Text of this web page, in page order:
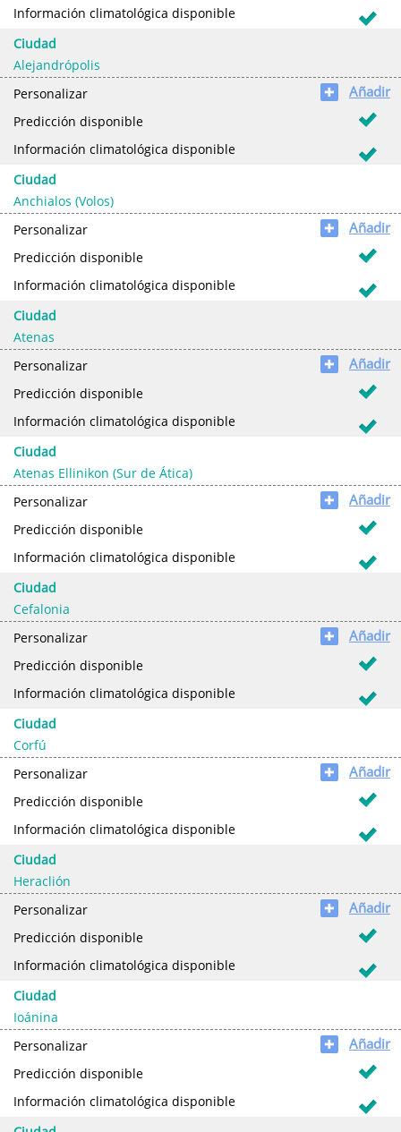
Información climatológica disponible
Ciudad
Alejandrópolis
Personalizar
✚ Añadir
Predicción disponible
Información climatológica disponible
Ciudad
Anchialos (Volos)
Personalizar
✚ Añadir
Predicción disponible
Información climatológica disponible
Ciudad
Atenas
Personalizar
✚ Añadir
Predicción disponible
Información climatológica disponible
Ciudad
Atenas Ellinikon (Sur de Ática)
Personalizar
✚ Añadir
Predicción disponible
Información climatológica disponible
Ciudad
Cefalonia
Personalizar
✚ Añadir
Predicción disponible
Información climatológica disponible
Ciudad
Corfú
Personalizar
✚ Añadir
Predicción disponible
Información climatológica disponible
Ciudad
Heraclión
Personalizar
✚ Añadir
Predicción disponible
Información climatológica disponible
Ciudad
Ioánina
Personalizar
✚ Añadir
Predicción disponible
Información climatológica disponible